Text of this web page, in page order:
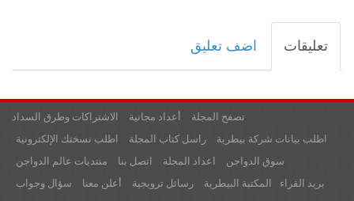
تعليقات اضف تعليق
الاشتراكات وطرق السداد أعداد مجانية
تصفح المجلة
اطلب نسختك الإلكترونية
راسل كتاب المجلة
اطلب بيانات شركة بيطرية
منتديات عالم الدواجن
اتصل بنا اعداد المجلة
سوق الدواجن
سؤال وجواب
أعلن معنا رسائل ترويجية المكتبة البيطرية
بريد القراء